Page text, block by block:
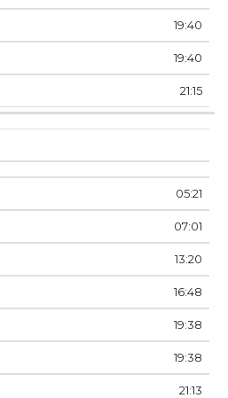
19:40
19:40
21:15
05:21
07:01
13:20
16:48
19:38
19:38
21:13